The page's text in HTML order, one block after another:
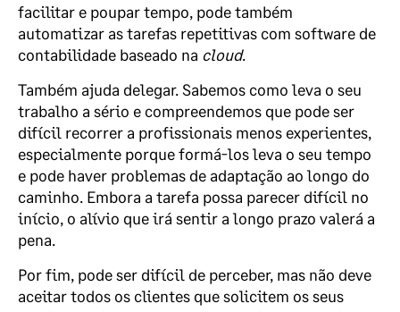
facilitar e poupar tempo, pode também
automatizar as tarefas repetitivas com software de
contabilidade baseado na cloud.
Também ajuda delegar. Sabemos como leva o seu
trabalho a sério e compreendemos que pode ser
difícil recorrer a profissionais menos experientes,
especialmente porque formá-los leva o seu tempo
e pode haver problemas de adaptação ao longo do
caminho. Embora a tarefa possa parecer difícil no
início, o alívio que irá sentir a longo prazo valerá a
pena.
Por fim, pode ser difícil de perceber, mas não deve
aceitar todos os clientes que solicitem os seus